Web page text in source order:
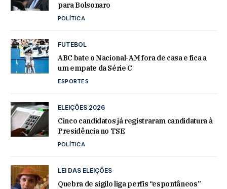
para Bolsonaro
POLÍTICA
FUTEBOL
ABC bate o Nacional-AM fora de casa e fica a
um empate da Série C
ESPORTES
ELEIÇÕES 2026
Cinco candidatos já registraram candidatura à
Presidência no TSE
POLÍTICA
LEI DAS ELEIÇÕES
Quebra de sigilo liga perfis “espontâneos”